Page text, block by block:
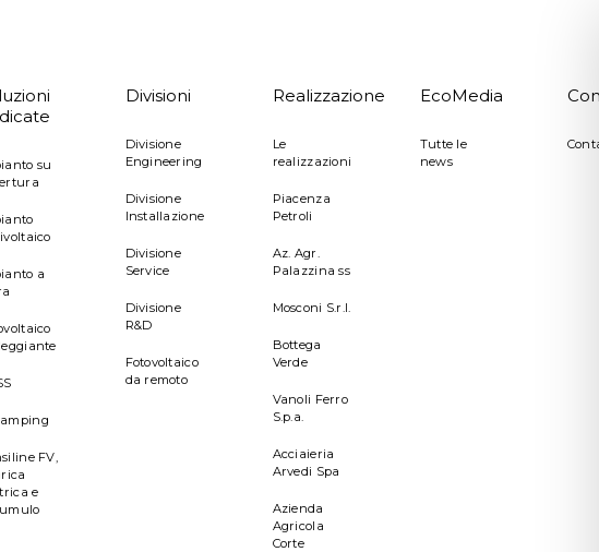
su
a
FV,
e
Divisioni
Divisione
Engineering
Divisione
Installazione
Divisione
Service
Divisione
R&D
Fotovoltaico
da remoto
Realizzazione
Le
realizzazioni
Piacenza
Petroli
Az. Agr.
Palazzina ss
Mosconi S.r.l.
Bottega
Verde
Vanoli Ferro
S.p.a.
Acciaieria
Arvedi Spa
Azienda
Agricola
Corte
EcoMedia
Tutte le
news